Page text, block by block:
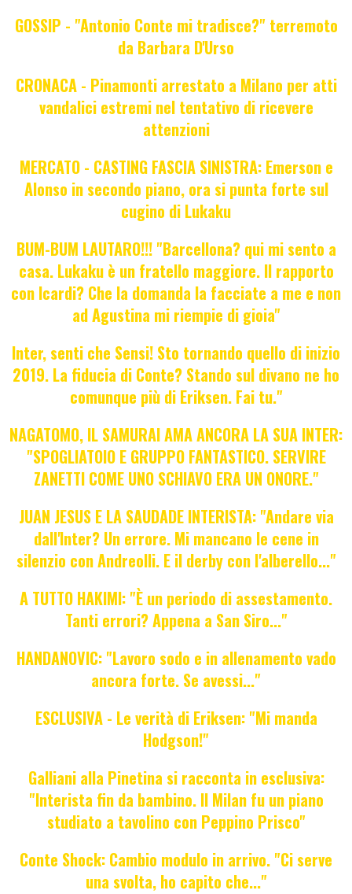
GOSSIP - "Antonio Conte mi tradisce?" terremoto
da Barbara D'Urso
CRONACA - Pinamonti arrestato a Milano per atti
vandalici estremi nel tentativo di ricevere
attenzioni
MERCATO - CASTING FASCIA SINISTRA: Emerson e
Alonso in secondo piano, ora si punta forte sul
cugino di Lukaku
BUM-BUM LAUTARO!!! "Barcellona? qui mi sento a
casa. Lukaku è un fratello maggiore. Il rapporto
con Icardi? Che la domanda la facciate a me e non
ad Agustina mi riempie di gioia"
Inter, senti che Sensi! Sto tornando quello di inizio
2019. La fiducia di Conte? Stando sul divano ne ho
comunque più di Eriksen. Fai tu."
NAGATOMO, IL SAMURAI AMA ANCORA LA SUA INTER:
"SPOGLIATOIO E GRUPPO FANTASTICO. SERVIRE
ZANETTI COME UNO SCHIAVO ERA UN ONORE."
JUAN JESUS E LA SAUDADE INTERISTA: "Andare via
dall'Inter? Un errore. Mi mancano le cene in
silenzio con Andreolli. E il derby con l'alberello..."
A TUTTO HAKIMI: "È un periodo di assestamento.
Tanti errori? Appena a San Siro..."
HANDANOVIC: "Lavoro sodo e in allenamento vado
ancora forte. Se avessi..."
ESCLUSIVA - Le verità di Eriksen: "Mi manda
Hodgson!"
Galliani alla Pinetina si racconta in esclusiva:
"Interista fin da bambino. Il Milan fu un piano
studiato a tavolino con Peppino Prisco"
Conte Shock: Cambio modulo in arrivo. "Ci serve
una svolta, ho capito che..."